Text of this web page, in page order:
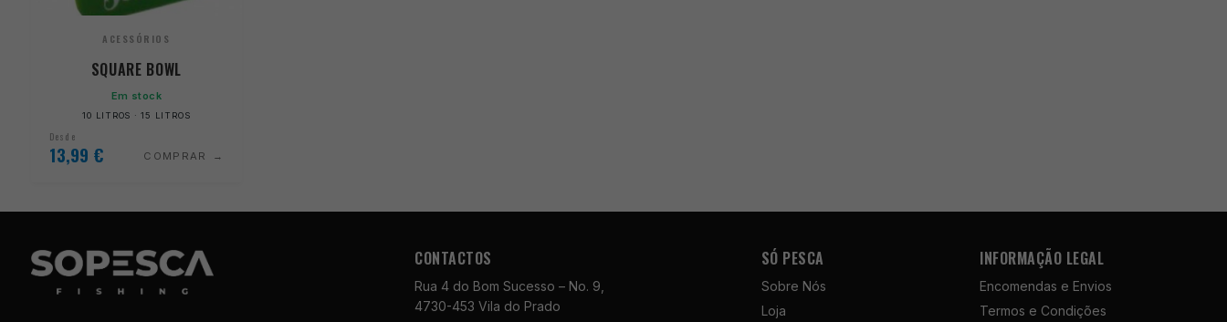
ACESSÓRIOS
SQUARE BOWL
Em stock
10 LITROS · 15 LITROS
Desde
13,99 € COMPRAR
CONTACTOS
Rua 4 do Bom Sucesso – No. 9,
4730-453 Vila do Prado
SÓ PESCA
Sobre Nós
Loja
INFORMAÇÃO LEGAL
Encomendas e Envios
Termos e Condições